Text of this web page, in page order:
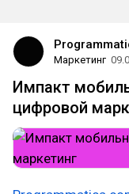
Маркетинг
Импакт
цифровой